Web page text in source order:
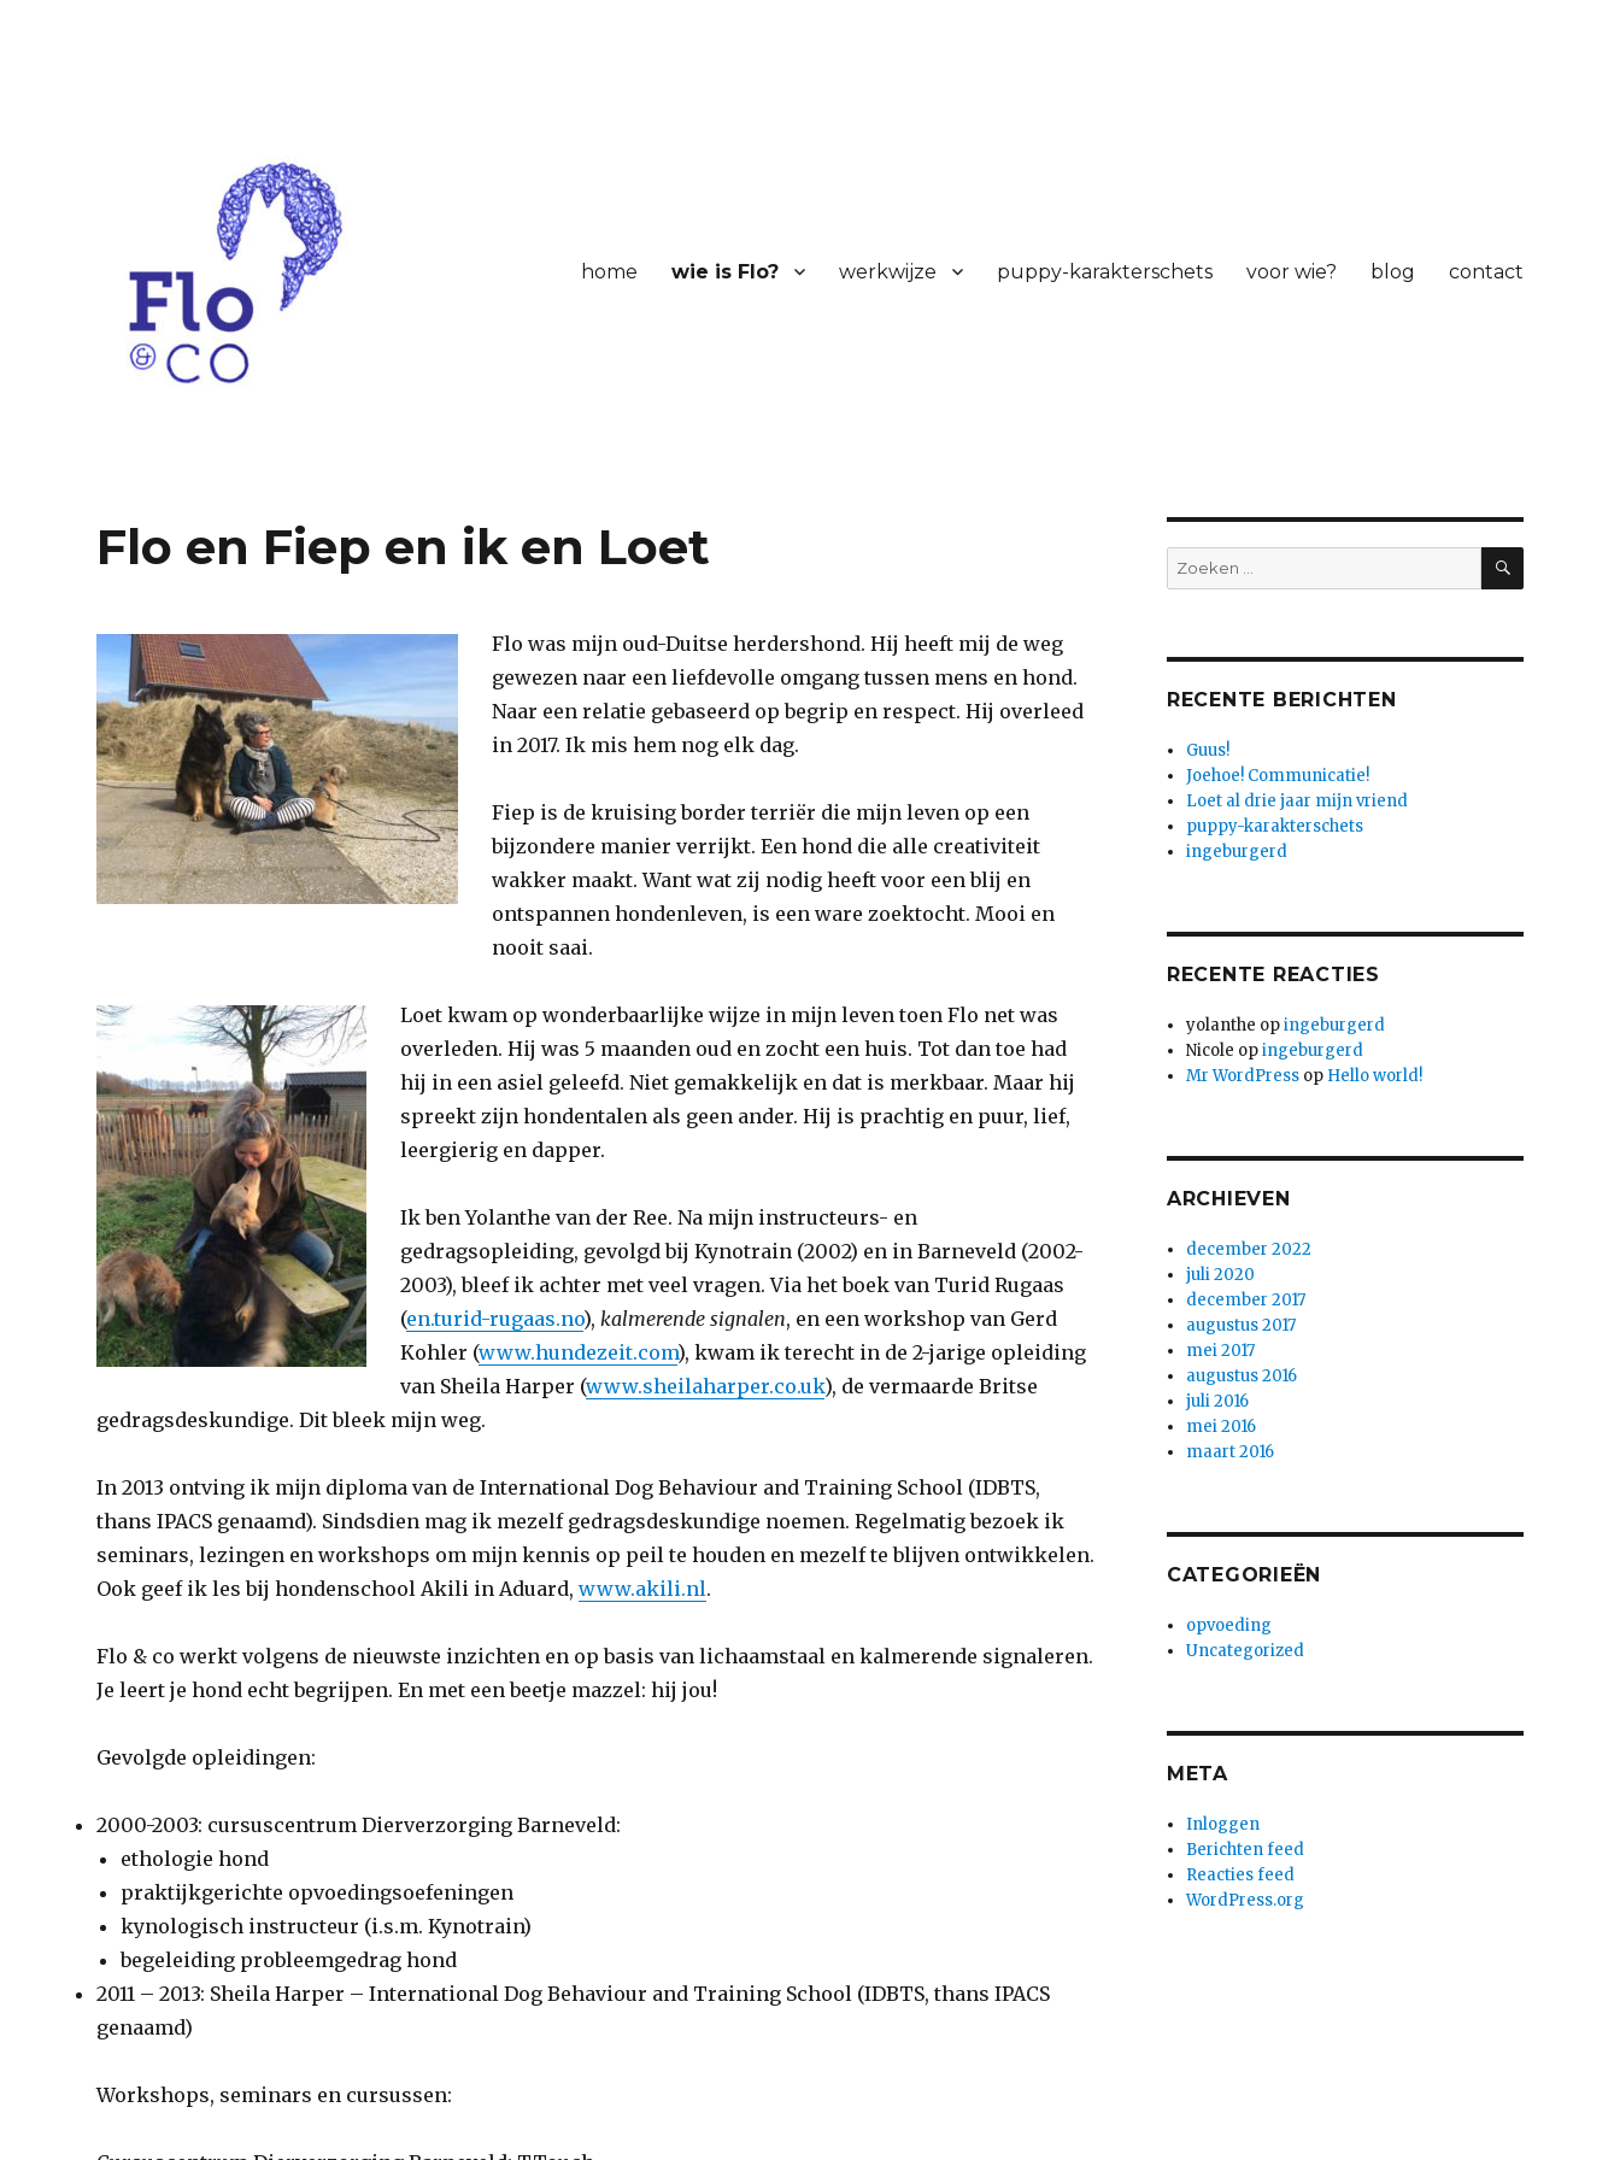
home wie is Flo? werkwijze puppy-karakterschets voor wie? blog contact
Flo en Fiep en ik en Loet
Flo was mijn oud-Duitse herdershond. Hij heeft mij de weg
gewezen naar een liefdevolle omgang tussen mens en hond.
Naar een relatie gebaseerd op begrip en respect. Hij overleed
in 2017. Ik mis hem nog elk dag.
Fiep is de kruising border terriër die mijn leven op een
bijzondere manier verrijkt. Een hond die alle creativiteit
wakker maakt. Want wat zij nodig heeft voor een blij en
ontspannen hondenleven, is een ware zoektocht. Mooi en
nooit saai.
Loet kwam op wonderbaarlijke wijze in mijn leven toen Flo net was
overleden. Hij was 5 maanden oud en zocht een huis. Tot dan toe had
hij in een asiel geleefd. Niet gemakkelijk en dat is merkbaar. Maar hij
spreekt zijn hondentalen als geen ander. Hij is prachtig en puur, lief,
leergierig en dapper.
Ik ben Yolanthe van der Ree. Na mijn instructeurs- en
gedragsopleiding, gevolgd bij Kynotrain (2002) en in Barneveld (2002-
2003), bleef ik achter met veel vragen. Via het boek van Turid Rugaas
(en.turid-rugaas.no), kalmerende signalen, en een workshop van Gerd
Kohler (www.hundezeit.com), kwam ik terecht in de 2-jarige opleiding
van Sheila Harper (www.sheilaharper.co.uk), de vermaarde Britse
gedragsdeskundige. Dit bleek mijn weg.
In 2013 ontving ik mijn diploma van de International Dog Behaviour and Training School (IDBTS,
thans IPACS genaamd). Sindsdien mag ik mezelf gedragsdeskundige noemen. Regelmatig bezoek ik
seminars, lezingen en workshops om mijn kennis op peil te houden en mezelf te blijven ontwikkelen.
Ook geef ik les bij hondenschool Akili in Aduard,www.akili.nl.
Flo & co werkt volgens de nieuwste inzichten en op basis van lichaamstaal en kalmerende signaleren.
Je leert je hond echt begrijpen. En met een beetje mazzel: hij jou!
Gevolgde opleidingen:
2000-2003: cursuscentrum Dierverzorging Barneveld:
ethologie hond
praktijkgerichte opvoedingsoefeningen
kynologisch instructeur (i.s.m. Kynotrain)
begeleiding probleemgedrag hond
2011 – 2013: Sheila Harper – International Dog Behaviour and Training School (IDBTS, thans IPACS
genaamd)
Workshops, seminars en cursussen:
Zoeken
naar:
ZOEKEN
RECENTE BERICHTEN
Guus!
Joehoe! Communicatie!
Loet al drie jaar mijn vriend
puppy-karakterschets
ingeburgerd
RECENTE REACTIES
yolanthe opingeburgerd
Nicole opingeburgerd
Mr WordPress op Hello world!
ARCHIEVEN
december 2022
juli 2020
december 2017
augustus 2017
mei 2017
augustus 2016
juli 2016
mei 2016
maart 2016
CATEGORIEËN
opvoeding
Uncategorized
META
Inloggen
Berichten feed
Reacties feed
WordPress.org